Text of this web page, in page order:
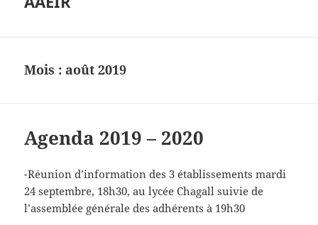
Mois : août 2019
Agenda 2019 – 2020
-Réunion d’information des 3 établissements mardi
24 septembre, 18h30, au lycée Chagall suivie de
l’assemblée générale des adhérents à 19h30